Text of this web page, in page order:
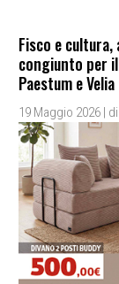
Fisco e
congiunto per
Paestum e Velia
19 Maggio 2026 | di